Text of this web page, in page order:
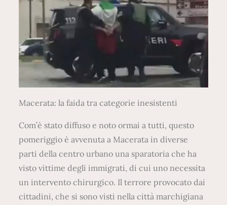
Macerata: la faida tra categorie inesistenti
Com’è stato diffuso e noto ormai a tutti, questo
pomeriggio è avvenuta a Macerata in diverse
parti della centro urbano una sparatoria che ha
visto vittime degli immigrati, di cui uno necessita
un intervento chirurgico. Il terrore provocato dai
cittadini, che si sono visti nella città marchigiana